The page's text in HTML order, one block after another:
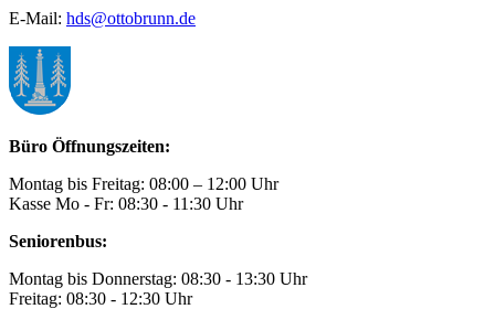
E-Mail: hds@ottobrunn.de
Büro Öffnungszeiten:
Montag bis Freitag: 08:00 – 12:00 Uhr
Kasse Mo - Fr: 08:30 - 11:30 Uhr
Seniorenbus:
Montag bis Donnerstag: 08:30 - 13:30 Uhr
Freitag: 08:30 - 12:30 Uhr